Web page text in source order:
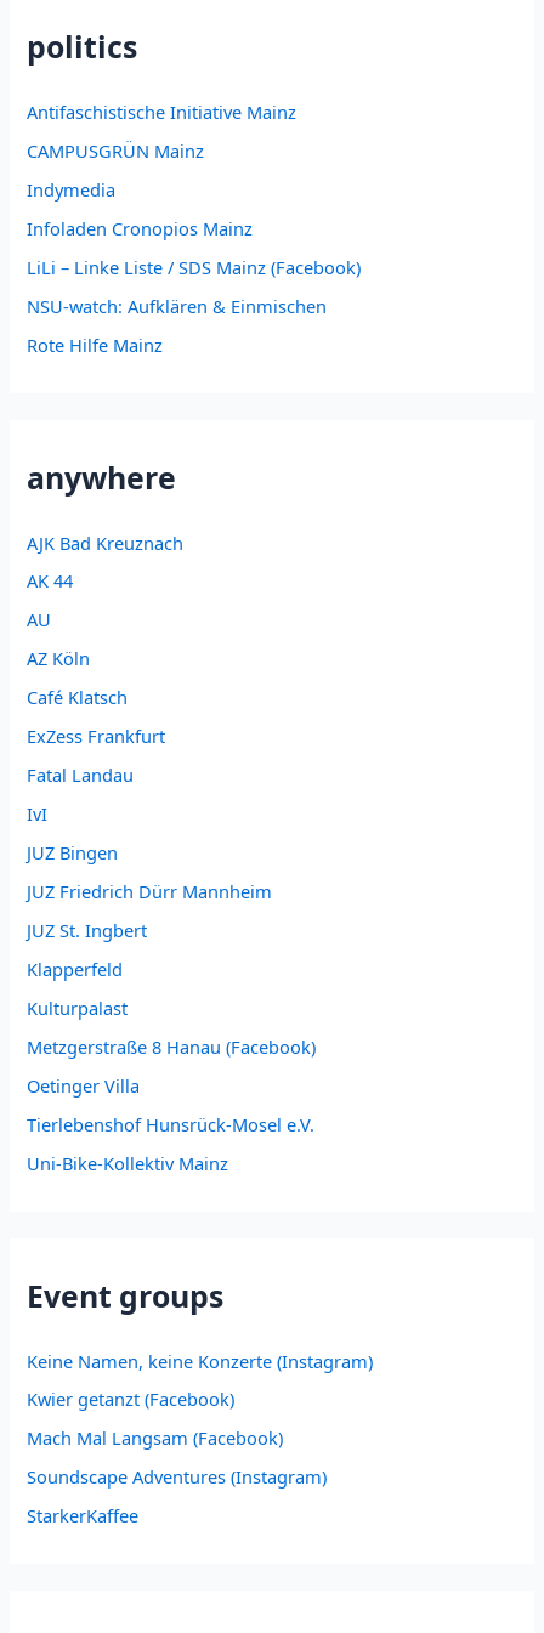
politics
Antifaschistische Initiative Mainz
CAMPUSGRÜN Mainz
Indymedia
Infoladen Cronopios Mainz
LiLi – Linke Liste / SDS Mainz (Facebook)
NSU-watch: Aufklären & Einmischen
Rote Hilfe Mainz
anywhere
AJK Bad Kreuznach
AK 44
AU
AZ Köln
Café Klatsch
ExZess Frankfurt
Fatal Landau
IvI
JUZ Bingen
JUZ Friedrich Dürr Mannheim
JUZ St. Ingbert
Klapperfeld
Kulturpalast
Metzgerstraße 8 Hanau (Facebook)
Oetinger Villa
Tierlebenshof Hunsrück-Mosel e.V.
Uni-Bike-Kollektiv Mainz
Event groups
Keine Namen, keine Konzerte (Instagram)
Kwier getanzt (Facebook)
Mach Mal Langsam (Facebook)
Soundscape Adventures (Instagram)
StarkerKaffee